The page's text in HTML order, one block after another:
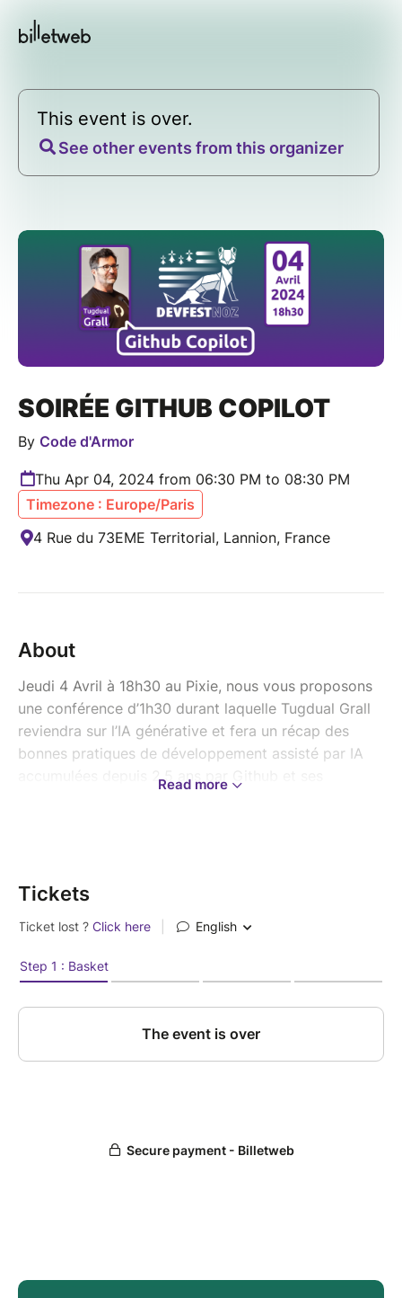
This event is over.
See other events from this organizer
SOIRÉE GITHUB COPILOT
By Code d'Armor
Thu Apr 04, 2024 from 06:30 PM to 08:30 PM
Timezone : Europe/Paris
4 Rue du 73EME Territorial, Lannion, France
About
Jeudi 4 Avril à 18h30 au Pixie, nous vous proposons
une conférence d’1h30 durant laquelle Tugdual Grall
reviendra sur l’IA générative et fera un récap des
bonnes pratiques de développement assisté par IA
accumulées depuis 2,5 ans par Github et ses
GitHub, où il accompagne les développeurs dans leur
DevOps/DevSecOps.
Read more
Tickets